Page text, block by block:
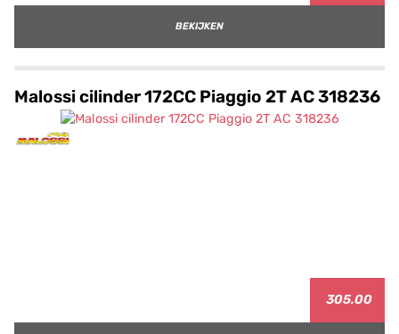
BEKIJKEN
Malossi cilinder 172CC Piaggio 2T AC 318236
305.00